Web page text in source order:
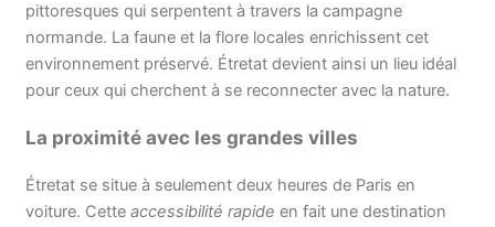
pittoresques qui serpentent à travers la campagne
normande. La faune et la flore locales enrichissent cet
environnement préservé. Étretat devient ainsi un lieu idéal
pour ceux qui cherchent à se reconnecter avec la nature.
La proximité avec les grandes villes
Étretat se situe à seulement deux heures de Paris en
voiture. Cette accessibilité rapide en fait une destination